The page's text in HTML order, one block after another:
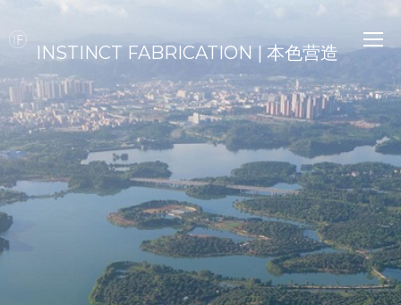
INSTINCT FABRICATION | 本色营造